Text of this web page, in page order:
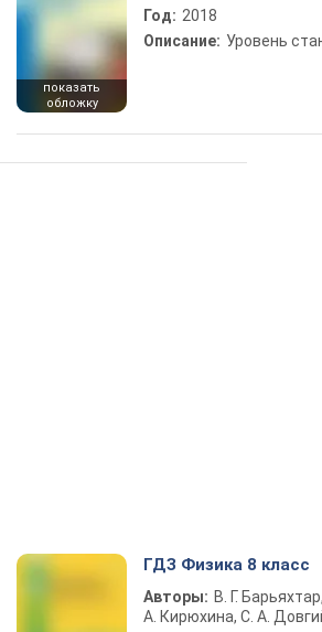
показать
обложку
Год: 2018
Описание: Уровень
ГДЗ Физика 8 класс
Авторы: В. Г.
А. Кирюхина, С. А.